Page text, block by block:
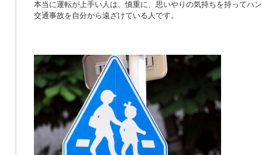
本当に運転が上手い人は、慎重に、思いやりの気持ちを持ってハ
交通事故を自分から遠ざけている人です。